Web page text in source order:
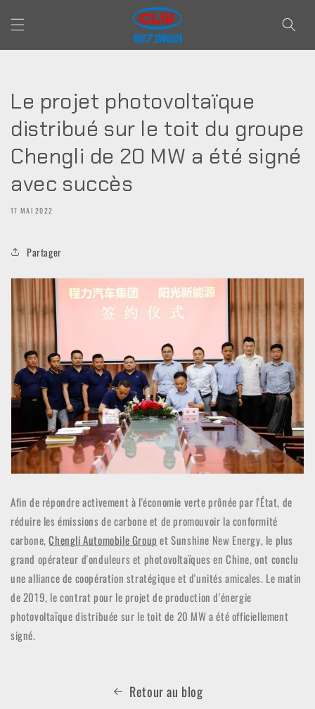
au
contenu
Le projet photovoltaïque
distribué sur le toit du groupe
Chengli de 20 MW a été signé
avec succès
17 MAI 2022
Partager
Afin de répondre activement à l'économie verte prônée par l'État, de
réduire les émissions de carbone et de promouvoir la conformité
carbone,Chengli Automobile Group et Sunshine New Energy, le plus
grand opérateur d'onduleurs et photovoltaïques en Chine, ont conclu
une alliance de coopération stratégique et d'unités amicales. Le matin
de 2019, le contrat pour le projet de production d'énergie
photovoltaïque distribuée sur le toit de 20 MW a été officiellement
signé.
Retour au blog